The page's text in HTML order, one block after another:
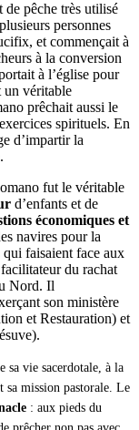
de pêche très utilisé
personnes
et commençait à
à la conversion
à l’église pour
un véritable
prêchait aussi le
spirituels. En
d’impartir la
.
fut le véritable
d’enfants et de
économiques et
navires pour la
faisaient face aux
du rachat
Nord. Il
son ministère
et Restauration) et
sa vie sacerdotale, à la
sa mission pastorale. Le
: aux pieds du